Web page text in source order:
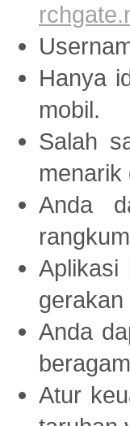
Hanya
mobil.
Salah
menarik
Anda
gerakan
Anda
Atur